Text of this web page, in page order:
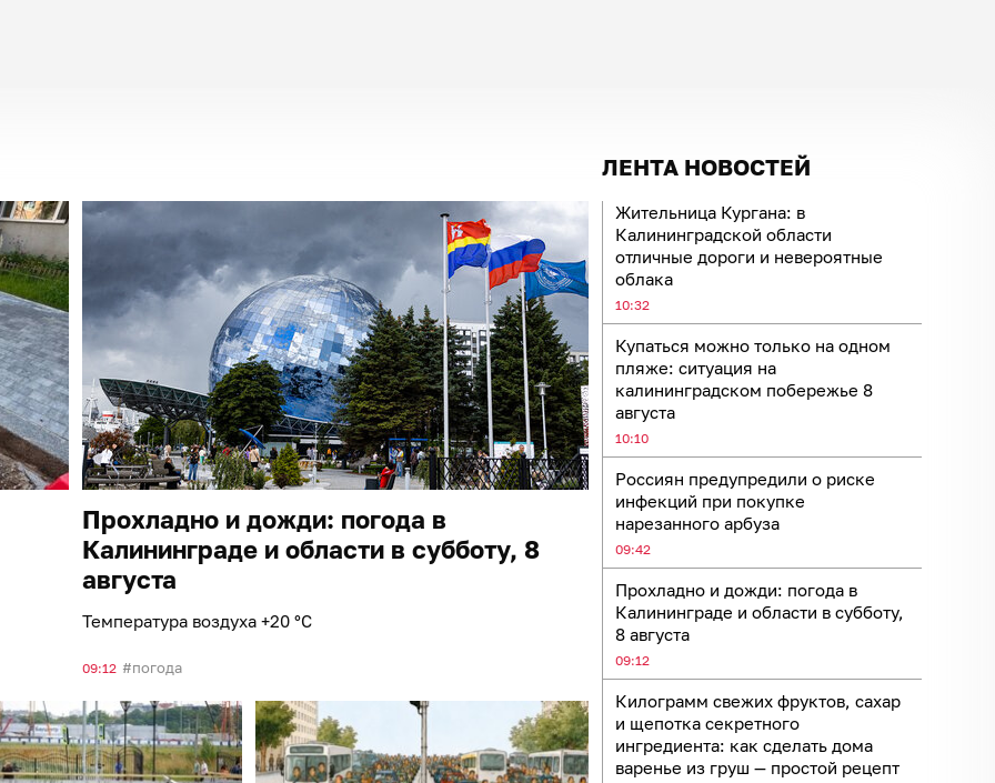
ЛЕНТА НОВОСТЕЙ
Жительница Кургана: в
Калининградской области
отличные дороги и невероятные
облака
10:32
Купаться можно только на одном
пляже: ситуация на
калининградском побережье 8
августа
10:10
Россиян предупредили о риске
инфекций при покупке
нарезанного арбуза
09:42
Прохладно и дожди: погода в
Калининграде и области в субботу,
8 августа
09:12
Килограмм свежих фруктов, сахар
и щепотка секретного
ингредиента: как сделать дома
варенье из груш — простой рецепт
Прохладно и дожди: погода в
Калининграде и области в субботу, 8
августа
Температура воздуха +20 °С
09:12 погода